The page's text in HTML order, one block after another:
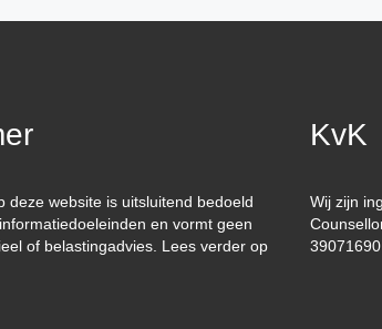
deze website is uitsluitend bedoeld
en vormt geen
of belastingadvies. Lees verder op
KvK
Wij zijn
39071690